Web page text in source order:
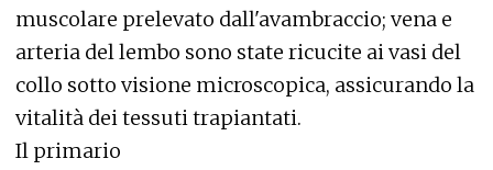
muscolare prelevato dall'avambraccio; vena e
arteria del lembo sono state ricucite ai vasi del
collo sotto visione microscopica, assicurando la
vitalità dei tessuti trapiantati.
Il primario